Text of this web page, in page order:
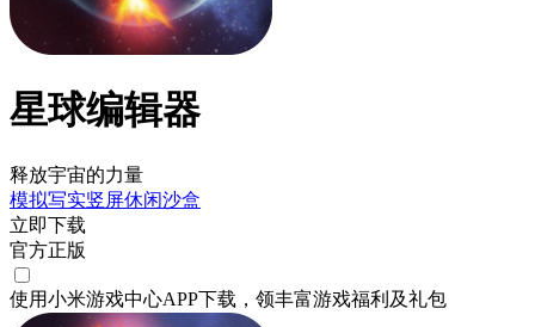
星球编辑器
释放宇宙的力量
模拟写实竖屏休闲沙盒
立即下载
官方正版
使用小米游戏中心APP下载 ，领丰富游戏福利 及礼包